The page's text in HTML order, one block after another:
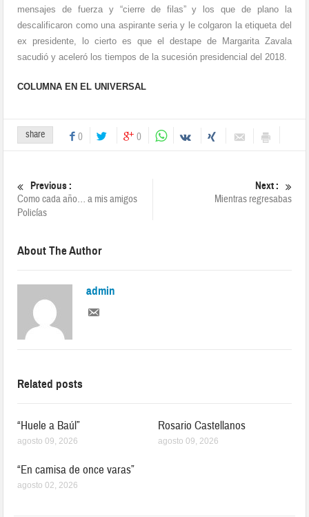
mensajes de fuerza y “cierre de filas” y los que de plano la
descalificaron como una aspirante seria y le colgaron la etiqueta del
ex presidente, lo cierto es que el destape de Margarita Zavala
sacudió y aceleró los tiempos de la sucesión presidencial del 2018.
COLUMNA EN EL UNIVERSAL
share 0 0
Previous :
Como cada año… a mis amigos
Policías
Next :
Mientras regresabas
About The Author
admin
Related posts
“Huele a Baúl”
agosto 09, 2026
Rosario Castellanos
agosto 09, 2026
“En camisa de once varas”
agosto 02, 2026